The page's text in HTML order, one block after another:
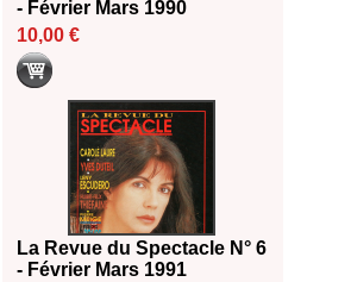
- Février Mars 1990
10,00 €
La Revue du Spectacle N° 6
- Février Mars 1991